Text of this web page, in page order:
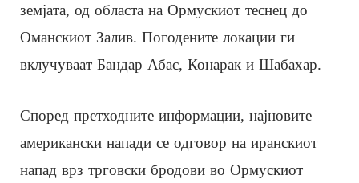
земјата, од областа на Ормускиот теснец до
Оманскиот Залив. Погодените локации ги
вклучуваат Бандар Абас, Конарак и Шабахар.
Според претходните информации, најновите
американски напади се одговор на иранскиот
напад врз трговски бродови во Ормускиот